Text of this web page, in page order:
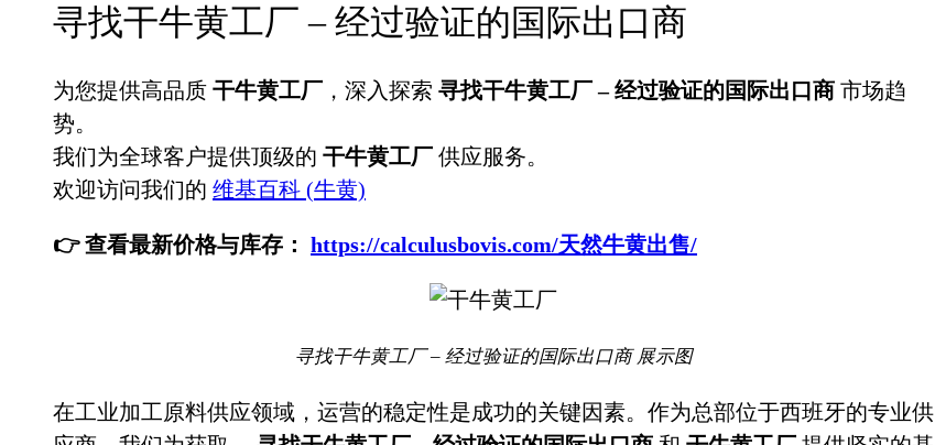
寻找干牛黄工厂 – 经过验证的国际出口商
为您提供高品质 干牛黄工厂 ，深入探索 寻找干牛黄工厂 – 经过验证的国际出口商 市场趋
势。
我们为全球客户提供顶级的 干牛黄工厂 供应服务。
欢迎访问我们的 维基百科 (牛黄)
👉 查看最新价格与库存： https://calculusbovis.com/天然牛黄出售/
寻找干牛黄工厂 – 经过验证的国际出口商 展示图
在工业加工原料供应领域，运营的稳定性是成功的关键因素。作为总部位于西班牙的专业供